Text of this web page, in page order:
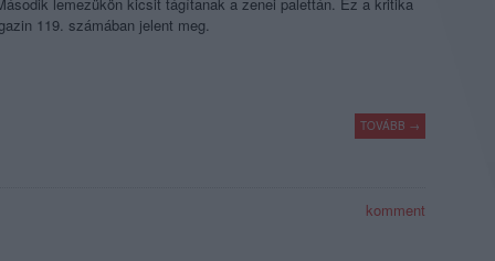
119. számában jelent meg.
TOVÁBB →
komment